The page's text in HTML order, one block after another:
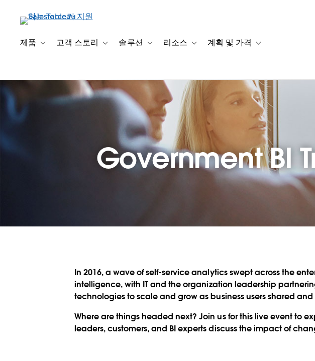
건
너
제품 Toggle sub-navigation for 제품
고객 스토리 Toggle sub-navigation for 고객 스토리
솔루션 Toggle sub-navigation for 솔루션
리소스 Toggle sub-navigation for 리소스
계획 및 가격 Toggle sub-
Government BI
In 2016, a wave of self-service analytics swept across the
intelligence, with IT and the organization leadership
technologies to scale and grow as business users shared
Where are things headed next? Join us for this live event to
leaders, customers, and BI experts discuss the impact of